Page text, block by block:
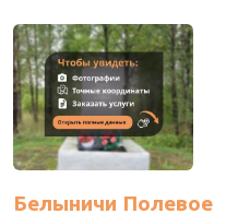
Белыничи Полевое